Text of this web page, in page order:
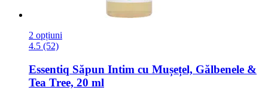
2 opțiuni
4.5 (52)
Essentiq Săpun Intim cu Mușețel, Gălbenele &
Tea Tree, 20 ml